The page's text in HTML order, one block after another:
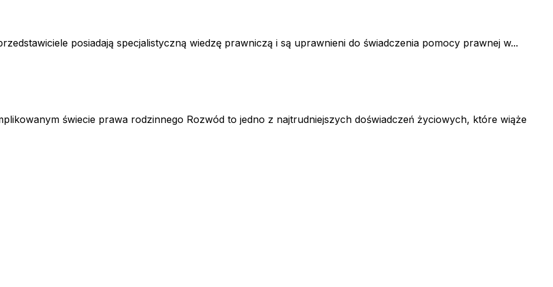
posiadają specjalistyczną wiedzę prawniczą i są uprawnieni do świadczenia pomocy prawnej w...
świecie prawa rodzinnego Rozwód to jedno z najtrudniejszych doświadczeń życiowych, które wiąże